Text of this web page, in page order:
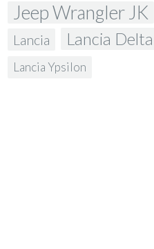
Jeep Wrangler JK
Lancia Lancia Delta
Lancia Ypsilon